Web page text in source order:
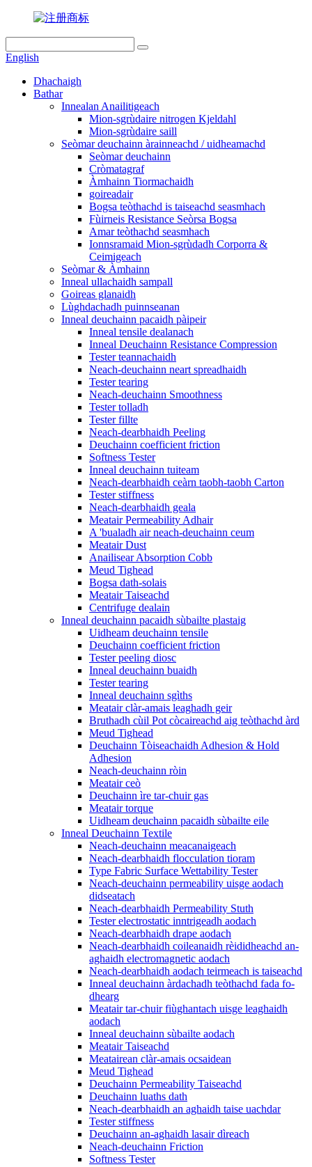
English
Dhachaigh
Bathar
Innealan Anailitigeach
Mion-sgrùdaire nitrogen Kjeldahl
Mion-sgrùdaire saill
Seòmar deuchainn àrainneachd / uidheamachd
Seòmar deuchainn
Cròmatagraf
Àmhainn Tiormachaidh
goireadair
Bogsa teòthachd is taiseachd seasmhach
Fùirneis Resistance Seòrsa Bogsa
Amar teòthachd seasmhach
Ionnsramaid Mion-sgrùdadh Corporra &
Ceimigeach
Seòmar & Àmhainn
Inneal ullachaidh sampall
Goireas glanaidh
Lùghdachadh puinnseanan
Inneal deuchainn pacaidh pàipeir
Inneal tensile dealanach
Inneal Deuchainn Resistance Compression
Tester teannachaidh
Neach-deuchainn neart spreadhaidh
Tester tearing
Neach-deuchainn Smoothness
Tester tolladh
Tester fillte
Neach-dearbhaidh Peeling
Deuchainn coefficient friction
Softness Tester
Inneal deuchainn tuiteam
Neach-dearbhaidh ceàrn taobh-taobh Carton
Tester stiffness
Neach-dearbhaidh geala
Meatair Permeability Adhair
A 'bualadh air neach-deuchainn ceum
Meatair Dust
Anailisear Absorption Cobb
Meud Tighead
Bogsa dath-solais
Meatair Taiseachd
Centrifuge dealain
Inneal deuchainn pacaidh sùbailte plastaig
Uidheam deuchainn tensile
Deuchainn coefficient friction
Tester peeling diosc
Inneal deuchainn buaidh
Tester tearing
Inneal deuchainn sgìths
Meatair clàr-amais leaghadh geir
Bruthadh cùil Pot còcaireachd aig teòthachd àrd
Meud Tighead
Deuchainn Tòiseachaidh Adhesion & Hold
Adhesion
Neach-deuchainn ròin
Meatair ceò
Deuchainn ìre tar-chuir gas
Meatair torque
Uidheam deuchainn pacaidh sùbailte eile
Inneal Deuchainn Textile
Neach-deuchainn meacanaigeach
Neach-dearbhaidh flocculation tioram
Type Fabric Surface Wettability Tester
Neach-deuchainn permeability uisge aodach
didseatach
Neach-dearbhaidh Permeability Stuth
Tester electrostatic inntrigeadh aodach
Neach-dearbhaidh drape aodach
Neach-dearbhaidh coileanaidh rèididheachd an-
aghaidh electromagnetic aodach
Neach-dearbhaidh aodach teirmeach is taiseachd
Inneal deuchainn àrdachadh teòthachd fada fo-
dhearg
Meatair tar-chuir fiùghantach uisge leaghaidh
aodach
Inneal deuchainn sùbailte aodach
Meatair Taiseachd
Meatairean clàr-amais ocsaidean
Meud Tighead
Deuchainn Permeability Taiseachd
Deuchainn luaths dath
Neach-dearbhaidh an aghaidh taise uachdar
Tester stiffness
Deuchainn an-aghaidh lasair dìreach
Neach-deuchainn Friction
Softness Tester